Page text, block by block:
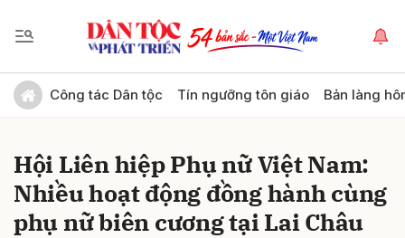
Công tác Dân tộc Tín ngưỡng tôn giáo Bản làng
Hội Liên hiệp Phụ nữ Việt Nam:
Nhiều hoạt động đồng hành cùng
phụ nữ biên cương tại Lai Châu
Gửi bình luận